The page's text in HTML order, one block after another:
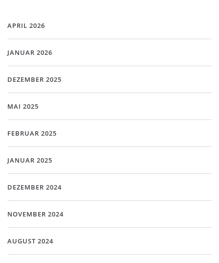
APRIL 2026
JANUAR 2026
DEZEMBER 2025
MAI 2025
FEBRUAR 2025
JANUAR 2025
DEZEMBER 2024
NOVEMBER 2024
AUGUST 2024